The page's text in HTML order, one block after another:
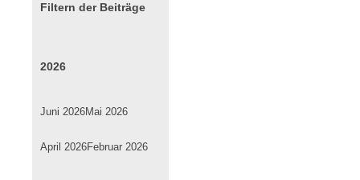
Filtern der Beiträge
2026
Juni 2026Mai 2026
April 2026Februar 2026